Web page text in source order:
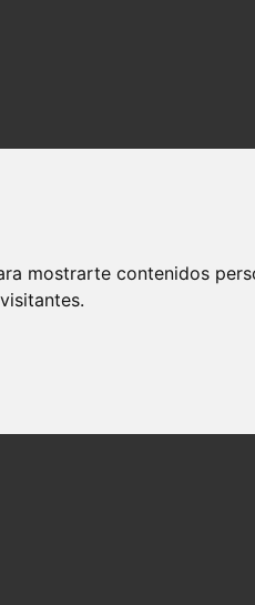
mostrarte contenidos